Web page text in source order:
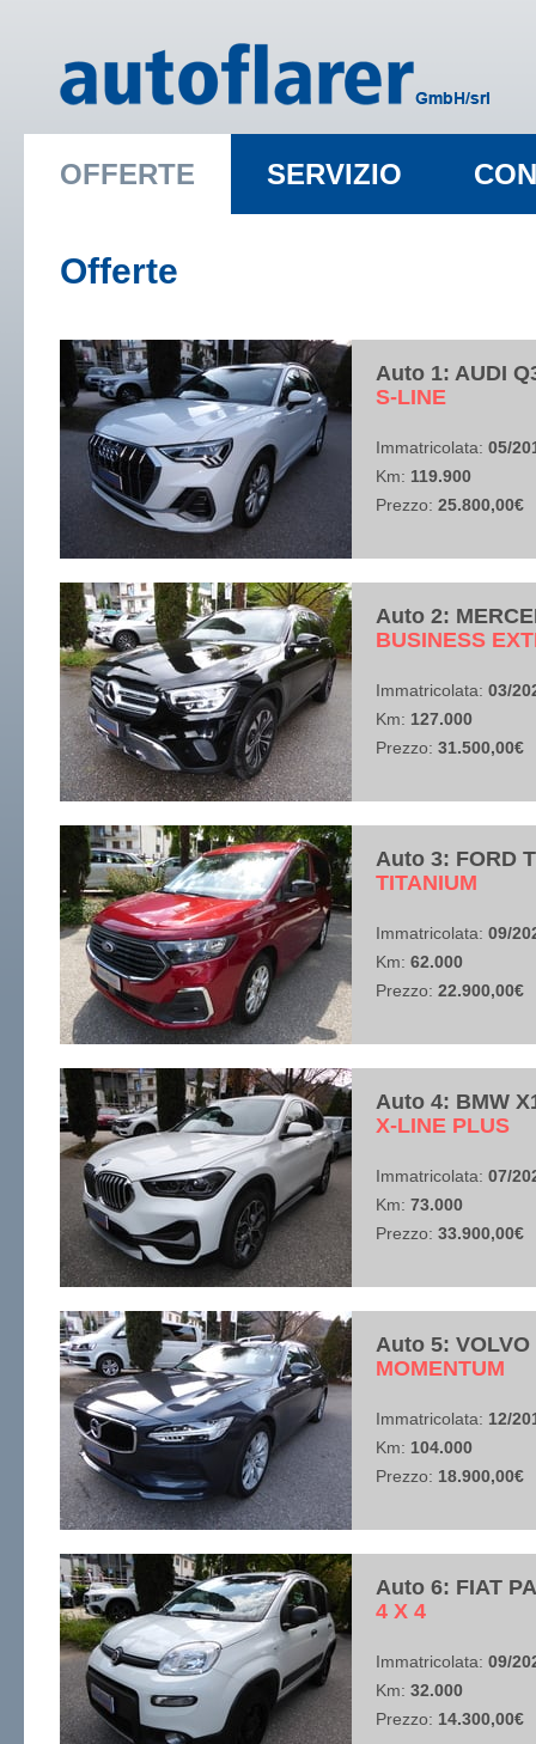
OFFERTE SERVIZIO
Offerte
Auto 1: AUDI
​S-LINE
Immatricolata: 05/
Km: 119.900
Prezzo: 25.800,00€
Auto 2:
​BUSINESS
Immatricolata: 03/
Km: 127.000
Prezzo: 31.500,00€
Auto 3: FORD
​TITANIUM
Immatricolata: 09/
Km: 62.000
Prezzo: 22.900,00€
Auto 4: BMW
​X-LINE PLUS
Immatricolata: 07/
Km: 73.000
Prezzo: 33.900,00€
Auto 5: VOLVO
​MOMENTUM
Immatricolata: 12/
Km: 104.000
Prezzo: 18.900,00€
Auto 6: FIAT
​4 X 4
Immatricolata: 09/
Km: 32.000
Prezzo: 14.300,00€